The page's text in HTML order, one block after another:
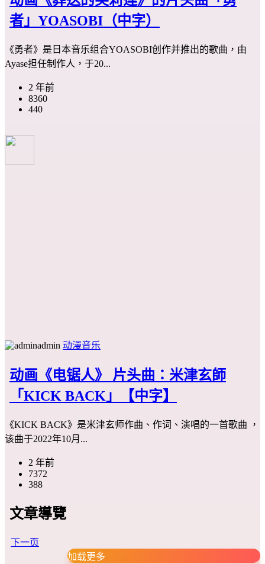
者」YOASOBI（中字）
《勇者》是日本音乐组合YOASOBI创作并推出的歌曲，由
Ayase担任制作人，于20...
2 年前
8360
440
admin 动漫音乐
动画《电锯人》 片头曲：米津玄師
「KICK BACK」【中字】
《KICK BACK》是米津玄师作曲、作词、演唱的一首歌曲 ，
该曲于2022年10月...
2 年前
7372
388
文章導覽
下一页
加载更多